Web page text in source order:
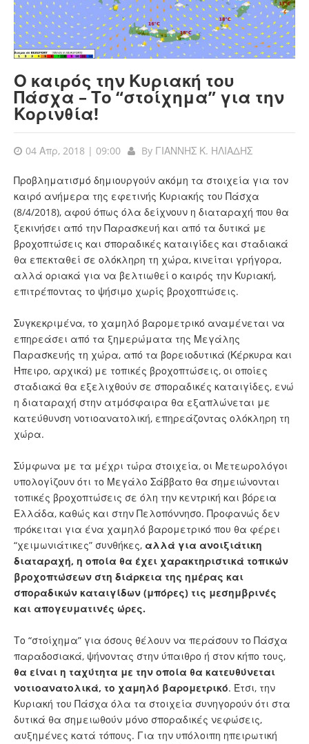
Ο καιρός την Κυριακή του
Πάσχα – Το “στοίχημα” για την
Κορινθία!
04 Απρ, 2018 | 09:00 By ΓΙΑΝΝΗΣ Κ. ΗΛΙΑΔΗΣ
Προβληματισμό δημιουργούν ακόμη τα στοιχεία για τον
καιρό ανήμερα της εφετινής Κυριακής του Πάσχα
(8/4/2018), αφού όπως όλα δείχνουν η διαταραχή που θα
ξεκινήσει από την Παρασκευή και από τα δυτικά με
βροχοπτώσεις και σποραδικές καταιγίδες και σταδιακά
θα επεκταθεί σε ολόκληρη τη χώρα, κινείται γρήγορα,
αλλά οριακά για να βελτιωθεί ο καιρός την Κυριακή,
επιτρέποντας το ψήσιμο χωρίς βροχοπτώσεις.
Συγκεκριμένα, το χαμηλό βαρομετρικό αναμένεται να
επηρεάσει από τα ξημερώματα της Μεγάλης
Παρασκευής τη χώρα, από τα βορειοδυτικά (Κέρκυρα και
Ήπειρο, αρχικά) με τοπικές βροχοπτώσεις, οι οποίες
σταδιακά θα εξελιχθούν σε σποραδικές καταιγίδες, ενώ
η διαταραχή στην ατμόσφαιρα θα εξαπλώνεται με
κατεύθυνση νοτιοανατολική, επηρεάζοντας ολόκληρη τη
χώρα.
Σύμφωνα με τα μέχρι τώρα στοιχεία, οι Μετεωρολόγοι
υπολογίζουν ότι το Μεγάλο Σάββατο θα σημειώνονται
τοπικές βροχοπτώσεις σε όλη την κεντρική και βόρεια
Ελλάδα, καθώς και στην Πελοπόννησο. Προφανώς δεν
πρόκειται για ένα χαμηλό βαρομετρικό που θα φέρει
“χειμωνιάτικες” συνθήκες, αλλά για ανοιξιάτικη
διαταραχή, η οποία θα έχει χαρακτηριστικά τοπικών
βροχοπτώσεων στη διάρκεια της ημέρας και
σποραδικών καταιγίδων (μπόρες) τις μεσημβρινές
και απογευματινές ώρες.
Το “στοίχημα” για όσους θέλουν να περάσουν το Πάσχα
παραδοσιακά, ψήνοντας στην ύπαιθρο ή στον κήπο τους,
θα είναι η ταχύτητα με την οποία θα κατευθύνεται
νοτιοανατολικά, το χαμηλό βαρομετρικό. Έτσι, την
Κυριακή του Πάσχα όλα τα στοιχεία συνηγορούν ότι στα
δυτικά θα σημειωθούν μόνο σποραδικές νεφώσεις,
αυξημένες κατά τόπους. Για την υπόλοιπη ηπειρωτική